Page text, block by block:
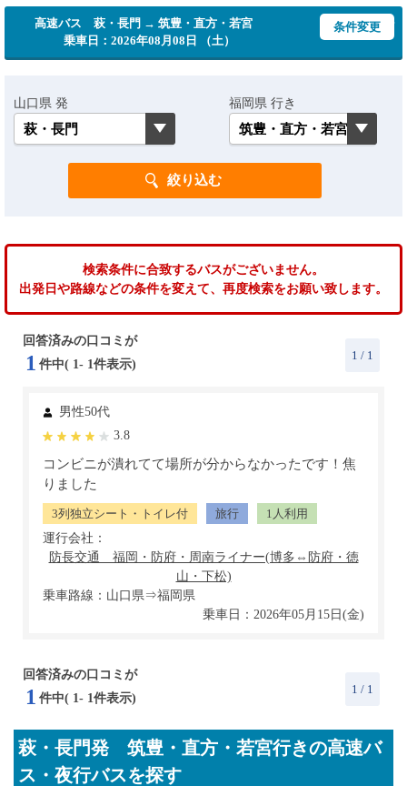
高速バス 萩・長門 → 筑豊・直方・若宮
乗車日：2026年08月08日 （土）
条件変更
山口県 発 福岡県 行き
検索条件に合致するバスがございません。
出発日や路線などの条件を変えて、再度検索をお願い致します。
回答済みの口コミが
1 件中( 1- 1件表示)
1 / 1
男性50代
3.8
コンビニが潰れてて場所が分からなかったです！焦
りました
3列独立シート・トイレ付 旅行
1人利用
運行会社：
乗車路線：山口県⇒福岡県
乗車日：2026年05月15日(金)
回答済みの口コミが
1 件中( 1- 1件表示)
1 / 1
萩・長門発 筑豊・直方・若宮行きの高速バ
ス・夜行バスを探す